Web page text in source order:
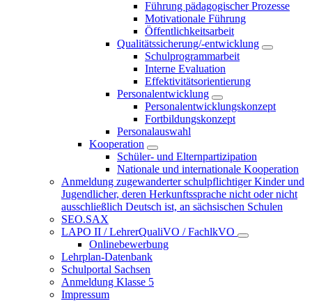
Führung pädagogischer Prozesse
Motivationale Führung
Öffentlichkeitsarbeit
Qualitätssicherung/-entwicklung
Schulprogrammarbeit
Interne Evaluation
Effektivitätsorientierung
Personalentwicklung
Personalentwicklungskonzept
Fortbildungskonzept
Personalauswahl
Kooperation
Schüler- und Elternpartizipation
Nationale und internationale Kooperation
Anmeldung zugewanderter schulpflichtiger Kinder und
Jugendlicher, deren Herkunftssprache nicht oder nicht
ausschließlich Deutsch ist, an sächsischen Schulen
SEO.SAX
LAPO II / LehrerQualiVO / FachlkVO
Onlinebewerbung
Lehrplan-Datenbank
Schulportal Sachsen
Anmeldung Klasse 5
Impressum